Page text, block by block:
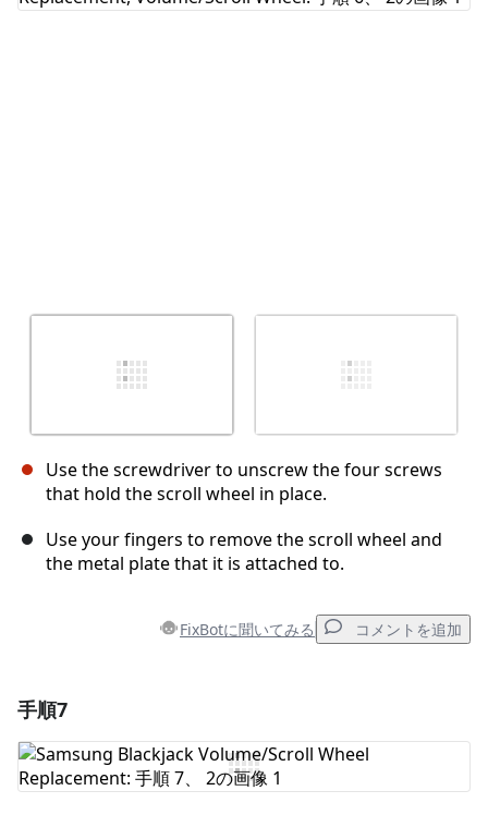
Use the screwdriver to unscrew the four screws
that hold the scroll wheel in place.
Use your fingers to remove the scroll wheel and
the metal plate that it is attached to.
FixBotに聞いてみる コメントを追加
コメントを追加
手順7